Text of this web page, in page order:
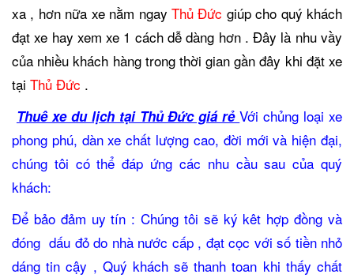
xa , hơn nữa xe nằm ngay Thủ Đức giúp cho quý khách
đạt xe hay xem xe 1 cách dễ dàng hơn . Đây là nhu vầy
của nhiều khách hàng trong thời gian gần đây khi đặt xe
tại Thủ Đức .
Thuê xe du lịch tại Thủ Đức giá rẻVới chủng loại xe
phong phú, dàn xe chất lượng cao, đời mới và hiện đại,
chúng tôi có thể đáp ứng các nhu cầu sau của quý
khách:
Để bảo đảm uy tín : Chúng tôi sẽ ký kêt hợp đồng và
đóng dấu đỏ do nhà nước cấp , đạt cọc với số tiền nhỏ
dáng tin cậy , Quý khách sẽ thanh toan khi thấy chất